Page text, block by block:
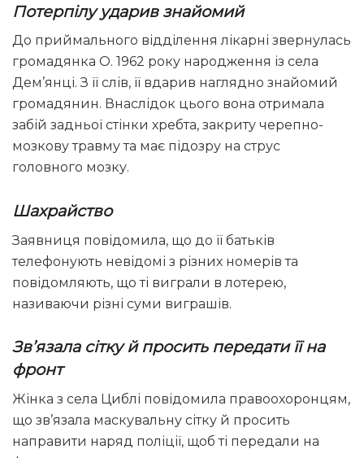
Потерпілу ударив знайомий
До приймального відділення лікарні звернулась
громадянка О. 1962 року народження із села
Дем’янці. З її слів, її вдарив наглядно знайомий
громадянин. Внаслідок цього вона отримала
забій задньої стінки хребта, закриту черепно-
мозкову травму та має підозру на струс
головного мозку.
Шахрайство
Заявниця повідомила, що до її батьків
телефонують невідомі з різних номерів та
повідомляють, що ті виграли в лотерею,
називаючи різні суми виграшів.
Зв’язала сітку й просить передати її на
фронт
Жінка з села Циблі повідомила правоохоронцям,
що зв’язала маскувальну сітку й просить
направити наряд поліції, щоб ті передали на